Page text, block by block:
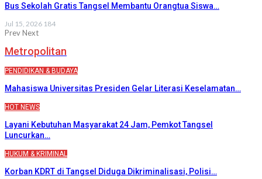
Bus Sekolah Gratis Tangsel Membantu Orangtua Siswa…
Jul 15, 2026 184
PrevNext
Metropolitan
PENDIDIKAN & BUDAYA
Mahasiswa Universitas Presiden Gelar Literasi Keselamatan…
HOT NEWS
Layani Kebutuhan Masyarakat 24 Jam, Pemkot Tangsel
Luncurkan…
HUKUM & KRIMINAL
Korban KDRT di Tangsel Diduga Dikriminalisasi, Polisi…